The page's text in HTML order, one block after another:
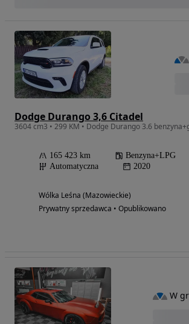
Dodge Durango 3,6 Citadel
3604 cm3 • 299 KM • Dodge Durango 3.6
165 423 km
Benzyna+LPG
Automatyczna
2020
Wólka Leśna (Mazowieckie)
Prywatny sprzedawca • Opublikowano
W